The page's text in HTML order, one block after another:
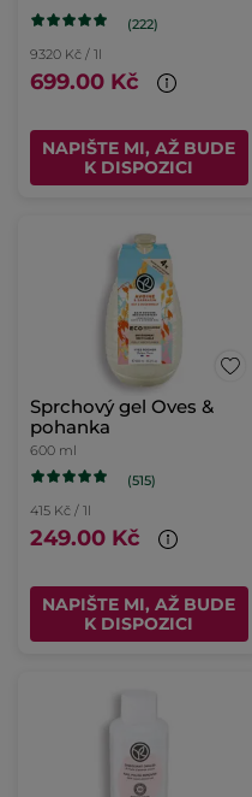
(222)
9320 Kč / 1l
699.00 Kč
NAPIŠTE MI, AŽ BUDE
K DISPOZICI
Sprchový gel Oves &
pohanka
600 ml
(515)
415 Kč / 1l
249.00 Kč
NAPIŠTE MI, AŽ BUDE
K DISPOZICI